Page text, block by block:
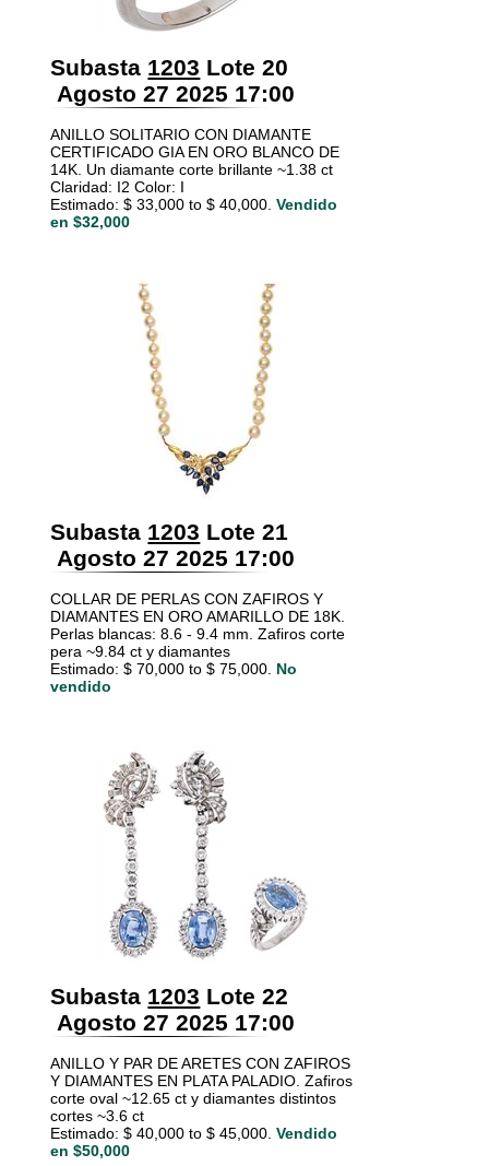
Subasta 1203 Lote 20
Agosto 27 2025 17:00
ANILLO SOLITARIO CON DIAMANTE
CERTIFICADO GIA EN ORO BLANCO DE
14K. Un diamante corte brillante ~1.38 ct
Claridad: I2 Color: I
Estimado: $ 33,000 to $ 40,000. Vendido
en $32,000
Subasta 1203 Lote 21
Agosto 27 2025 17:00
COLLAR DE PERLAS CON ZAFIROS Y
DIAMANTES EN ORO AMARILLO DE 18K.
Perlas blancas: 8.6 - 9.4 mm. Zafiros corte
pera ~9.84 ct y diamantes
Estimado: $ 70,000 to $ 75,000. No
vendido
Subasta 1203 Lote 22
Agosto 27 2025 17:00
ANILLO Y PAR DE ARETES CON ZAFIROS
Y DIAMANTES EN PLATA PALADIO. Zafiros
corte oval ~12.65 ct y diamantes distintos
cortes ~3.6 ct
Estimado: $ 40,000 to $ 45,000. Vendido
en $50,000